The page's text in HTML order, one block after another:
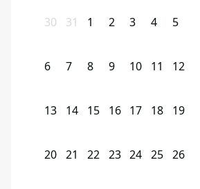
30 31 1 2 3 4 5
6 7 8 9 10 11 12
13 14 15 16 17 18 19
20 21 22 23 24 25 26